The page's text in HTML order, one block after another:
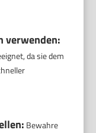
verwenden:
da sie dem
Bewahre